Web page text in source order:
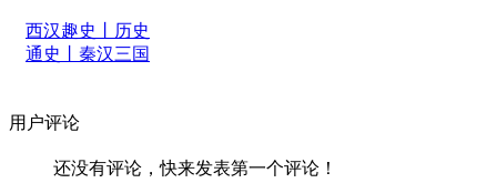
西汉趣史丨历史
通史丨秦汉三国
用户评论
还没有评论，快来发表第一个评论！